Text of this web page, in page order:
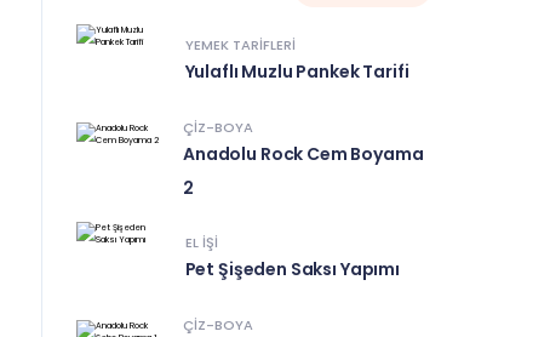
YEMEK TARIFLERI
Yulaflı Muzlu Pankek Tarifi
ÇIZ-BOYA
Anadolu Rock Cem Boyama
2
EL IŞI
Pet Şişeden Saksı Yapımı
ÇIZ-BOYA